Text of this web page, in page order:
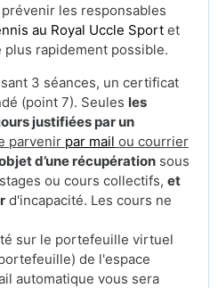
les responsables
au Royal Uccle Sport et
plus rapidement possible.
3 séances, un certificat
(point 7). Seules les
justifiées par un
parvenir par mail ou courrier
d’une récupération sous
ou cours collectifs, et
d'incapacité. Les cours ne
sur le portefeuille virtuel
de l'espace
automatique vous sera